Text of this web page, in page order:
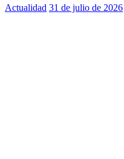
Actualidad 31 de julio de 2026